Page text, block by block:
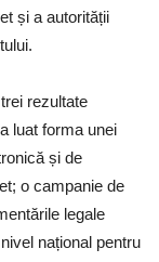
și a autorității
rezultate
luat forma unei
și de
o campanie de
legale
național pentru